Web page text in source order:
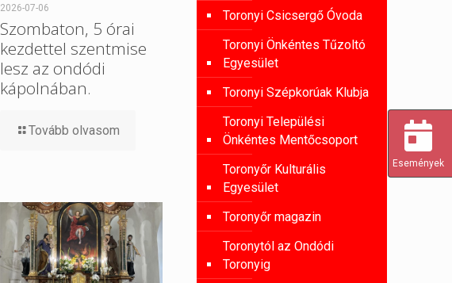
2026-07-06
Szombaton, 5 órai
kezdettel szentmise
lesz az ondódi
kápolnában.
Tovább olvasom
Toronyi Csicsergő Óvoda
Toronyi Önkéntes Tűzoltó
Egyesület
Toronyi Szépkorúak Klubja
Toronyi Települési
Önkéntes Mentőcsoport
Toronyőr Kulturális
Egyesület
Toronyőr magazin
Toronytól az Ondódi
Toronyig
Események